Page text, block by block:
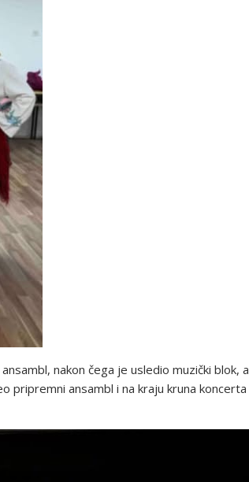
nakon čega je usledio muzički blok, a
pripremni ansambl i na kraju kruna koncerta